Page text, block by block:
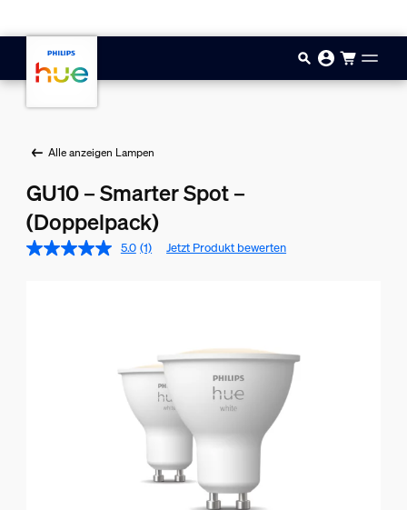
Alle anzeigen Lampen
GU10 – Smarter Spot –
(Doppelpack)
5.0 (1) Jetzt Produkt bewerten